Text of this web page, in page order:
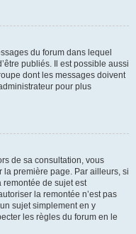
du forum dans lequel
publiés. Il est possible aussi
dont les messages doivent
pour plus
de sa consultation, vous
première page. Par ailleurs, si
de sujet est
la remontée n’est pas
sujet simplement en y
les règles du forum en le